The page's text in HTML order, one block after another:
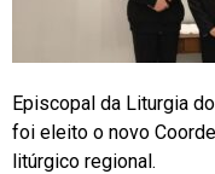
Episcopal da Liturgia
foi eleito o novo
litúrgico regional.